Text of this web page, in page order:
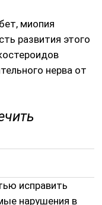
миопия
развития этого
нерва от
исправить
нарушения в